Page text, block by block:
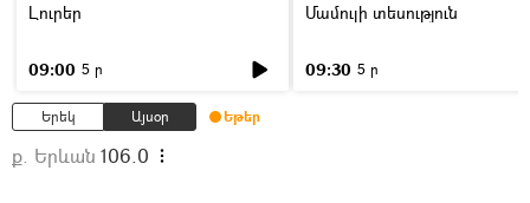
Լուրեր
09:00 5 ր
Մամուլի տեսություն
09:30 5 ր
Երեկ Այսօր Եթեր
ք. Երևան 106.0